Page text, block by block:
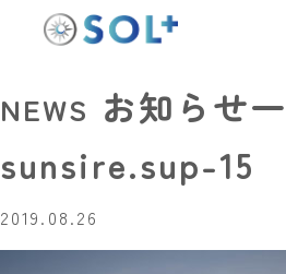
NEWS お知らせ
sunsire.sup-15
2019.08.26